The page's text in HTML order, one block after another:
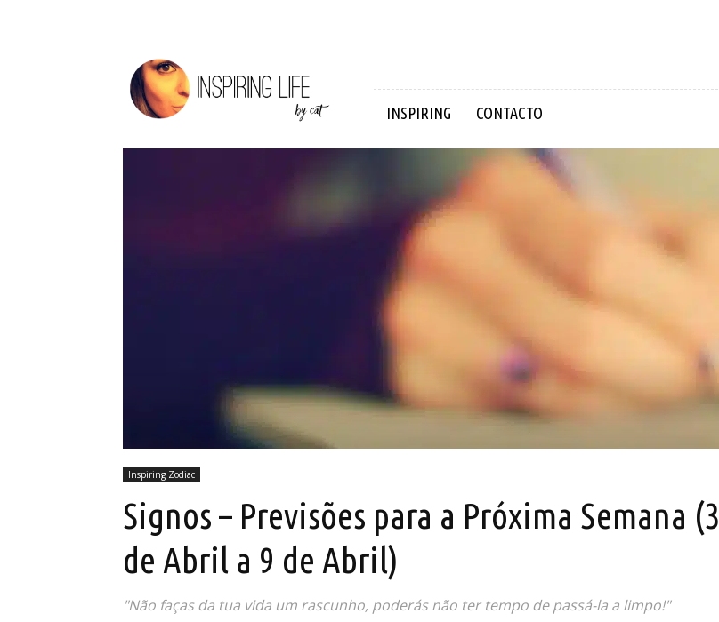
Inspiring
Life
INSPIRING CONTACTO
Inspiring Zodiac
Signos – Previsões para a Próxima Semana (3
de Abril a 9 de Abril)
"Não faças da tua vida um rascunho, poderás não ter tempo de passá-la a limpo!"